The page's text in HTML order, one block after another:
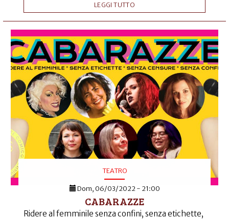
LEGGI TUTTO
TEATRO
Dom, 06/03/2022 - 21:00
CABARAZZE
Ridere al femminile senza confini, senza etichette,